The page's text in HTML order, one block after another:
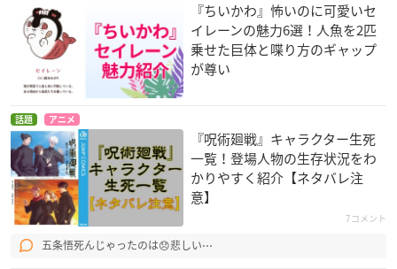
『ちいかわ』怖いのに可愛いセ
イレーンの魅力6選！人魚を2匹
乗せた巨体と喋り方のギャップ
が尊い
話題 アニメ
『呪術廻戦』キャラクター生死
一覧！登場人物の生存状況をわ
かりやすく紹介【ネタバレ注
意】
7コメント
五条悟死んじゃったのは😞悲しい⋯